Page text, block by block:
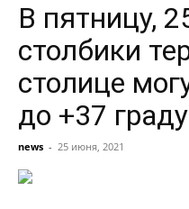
В пятницу,
столбики
столице
до +37
news - 25 июня, 2021